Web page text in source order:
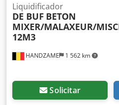
HANDZAME 1 562 km
Liquidificador
DE BUF BETON
MIXER/MALAXEUR/
12M3
Solicitar